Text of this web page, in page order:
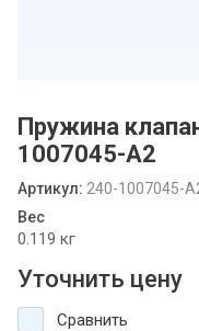
Пружина
1007045-А2
Артикул: 240-1007045-
Вес
0.119 кг
Уточнить цену
Сравнить